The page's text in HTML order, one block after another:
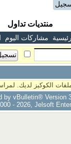
منتديات تداول
مشاركات اليوم
الكوكيز لديك.
by vBulletin® Version
- 2026, Jelsoft